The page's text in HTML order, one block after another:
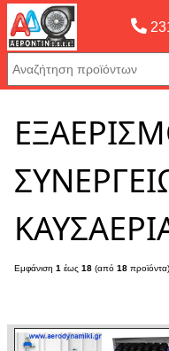
Αρχική σελίδας»
Εμφάνιση 1 έως 18 (από 18 προϊόντα)